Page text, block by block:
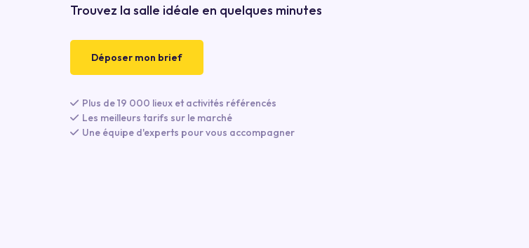
Trouvez la salle idéale en quelques minutes
Déposer mon brief
Plus de 19 000 lieux et activités référencés
Les meilleurs tarifs sur le marché
Une équipe d'experts pour vous accompagner